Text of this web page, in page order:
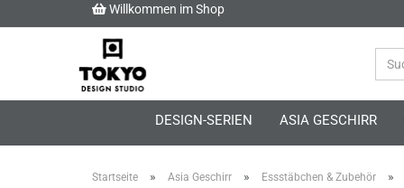
Willkommen im Shop
DESIGN-SERIEN ASIA GESCHIRR
Startseite » Asia Geschirr » Essstäbchen & Zubehör »